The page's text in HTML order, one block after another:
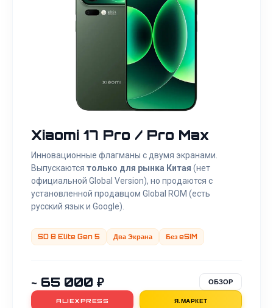
Xiaomi 17 Pro / Pro Max
Инновационные флагманы с двумя экранами.
Выпускаются только для рынка Китая (нет
официальной Global Version), но продаются с
установленной продавцом Global ROM (есть
русский язык и Google).
SD 8 Elite Gen 5 Два Экрана Без eSIM
~ 65 000 ₽ ОБЗОР
ALIEXPRESS Я.МАРКЕТ